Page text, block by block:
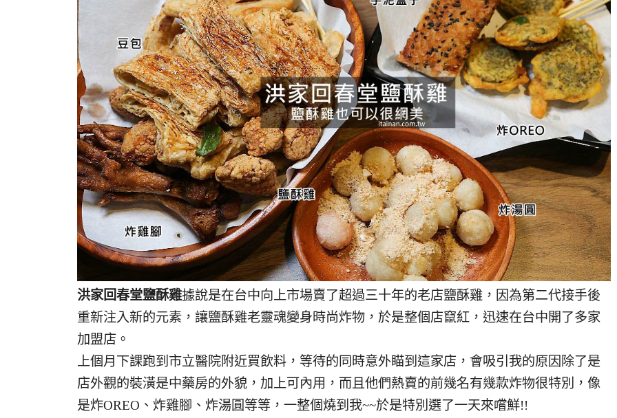
洪家回春堂鹽酥雞據說是在台中向上市場賣了超過三十年的老店鹽酥雞，因為第二代接手後
重新注入新的元素，讓鹽酥雞老靈魂變身時尚炸物，於是整個店竄紅，迅速在台中開了多家
加盟店。
上個月下課跑到市立醫院附近買飲料，等待的同時意外瞄到這家店，會吸引我的原因除了是
店外觀的裝潢是中藥房的外貌，加上可內用，而且他們熱賣的前幾名有幾款炸物很特別，像
是炸OREO、炸雞腳、炸湯圓等等，一整個燒到我~~於是特別選了一天來嚐鮮!!